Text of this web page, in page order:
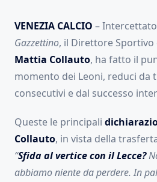
VENEZIA CALCIO –
Gazzettino, il Direttore Sportivo
Mattia Collauto, ha fatto il
momento dei Leoni, reduci da
consecutivi e dal successo
Queste le principali
Collauto, in vista della
“Sfida al vertice con il Lecce?
abbiamo niente da perdere. In